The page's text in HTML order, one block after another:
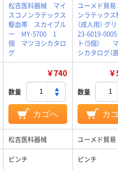
松吉医科器械 マイ
スコノンラテックス
駆血帯 スカイブル
ー MY-5700 1
個 マツヨシカタロ
グ
ユーメド貿易
ンラテック
（成人用） グ
23-6019-
ト（5個）
シカタログ（
￥740
数量
カゴへ
数量
カ
松吉医科器械 ユーメド貿易
ピンチ ピンチ